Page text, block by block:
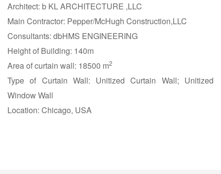
Architect: b KL ARCHITECTURE ,LLC
Main Contractor: Pepper/McHugh Construction,LLC
Consultants: dbHMS ENGINEERING
Height of Building: 140m
Area of curtain wall: 18500 m2
Type of Curtain Wall: Unitized Curtain Wall; Unitized
Window Wall
Location: Chicago, USA